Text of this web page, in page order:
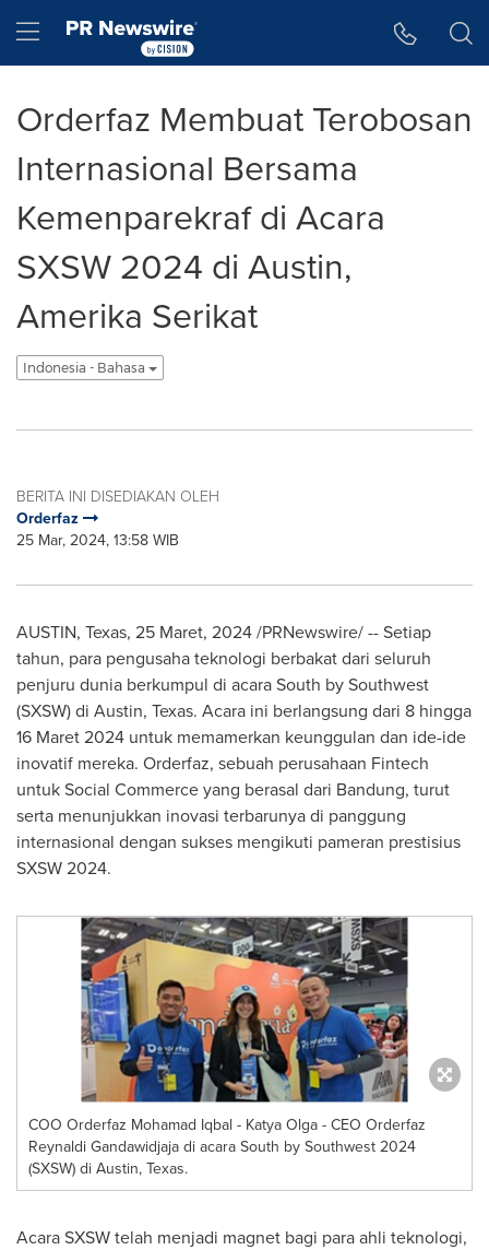
Hamburger menu
Orderfaz Membuat Terobosan
Internasional Bersama
Kemenparekraf di Acara
SXSW 2024 di Austin,
Amerika Serikat
Indonesia - Bahasa
BERITA INI DISEDIAKAN OLEH
Orderfaz
25 Mar, 2024, 13:58 WIB
AUSTIN, Texas, 25 Maret, 2024/PRNewswire/ -- Setiap
tahun, para pengusaha teknologi berbakat dari seluruh
penjuru dunia berkumpul di acara South by Southwest
(SXSW) di Austin, Texas. Acara ini berlangsung dari 8 hingga
16 Maret 2024 untuk memamerkan keunggulan dan ide-ide
inovatif mereka. Orderfaz, sebuah perusahaan Fintech
untuk Social Commerce yang berasal dari Bandung, turut
serta menunjukkan inovasi terbarunya di panggung
internasional dengan sukses mengikuti pameran prestisius
SXSW 2024.
COO Orderfaz Mohamad Iqbal - Katya Olga - CEO Orderfaz
Reynaldi Gandawidjaja di acara South by Southwest 2024
(SXSW) di Austin, Texas.
Acara SXSW telah menjadi magnet bagi para ahli teknologi,